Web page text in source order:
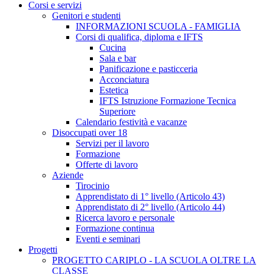
Corsi e servizi
Genitori e studenti
INFORMAZIONI SCUOLA - FAMIGLIA
Corsi di qualifica, diploma e IFTS
Cucina
Sala e bar
Panificazione e pasticceria
Acconciatura
Estetica
IFTS Istruzione Formazione Tecnica
Superiore
Calendario festività e vacanze
Disoccupati over 18
Servizi per il lavoro
Formazione
Offerte di lavoro
Aziende
Tirocinio
Apprendistato di 1° livello (Articolo 43)
Apprendistato di 2° livello (Articolo 44)
Ricerca lavoro e personale
Formazione continua
Eventi e seminari
Progetti
PROGETTO CARIPLO - LA SCUOLA OLTRE LA
CLASSE